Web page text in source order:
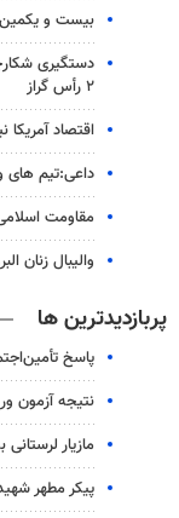
بیست و یکمین
دستگیری
۲ رأس گراز
اقتصاد
داعی:تیم های
مقاومت
والیبال زنان
پربازدیدترین ها
پاسخ
نتیجه آزمون ورودی
مازیار
پیکر مطهر